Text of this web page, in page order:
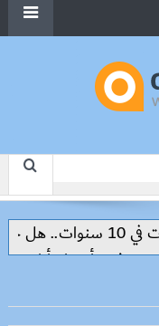
الشروق والعبور